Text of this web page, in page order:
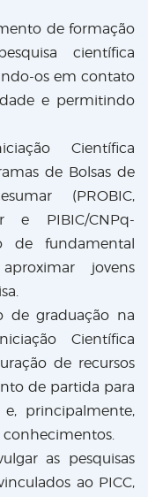
de formação
científica
os em contato
e permitindo
Científica
de Bolsas de
(PROBIC,
e PIBIC/CNPq-
de fundamental
jovens
de graduação na
Científica
de recursos
de partida para
principalmente,
as pesquisas
ao PICC,